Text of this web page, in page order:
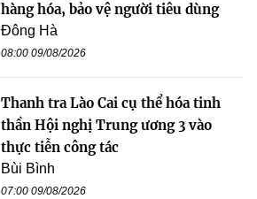
hàng hóa, bảo vệ người tiêu dùng
Đông Hà
08:00 09/08/2026
Thanh tra Lào Cai cụ thể hóa tinh
thần Hội nghị Trung ương 3 vào
thực tiễn công tác
Bùi Bình
07:00 09/08/2026